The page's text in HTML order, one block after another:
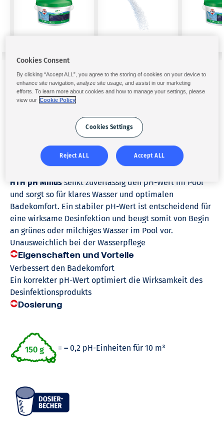
öffentliches Schwimmbad
Wassergleichgewicht
pH –
5 kg
HTH pH Minus senkt zuverlässig den pH-Wert im Pool
und sorgt so für klares Wasser und optimalen
Badekomfort. Ein stabiler pH-Wert ist entscheidend für
eine wirksame Desinfektion und beugt somit von Begin
an grünes oder milchiges Wasser im Pool vor.
Unausweichlich bei der Wasserpflege
Eigenschaften und Vorteile
Verbessert den Badekomfort
Ein korrekter pH-Wert optimiert die Wirksamkeit des
Desinfektionsprodukts
Dosierung
= – 0,2 pH-Einheiten für 10 m³
Cookies Consent
By clicking “Accept ALL”, you agree to the storing of cookies on your device to
enhance site navigation, analyze site usage, and assist in our marketing
efforts. To learn more about cookies and how to manage your settings, please
view our Cookie Policy
Cookies Settings
Reject ALL Accept ALL